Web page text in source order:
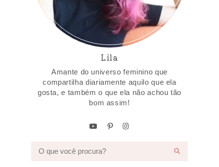
Lila
Amante do universo feminino que
compartilha diariamente aquilo que ela
gosta, e também o que ela não achou tão
bom assim!